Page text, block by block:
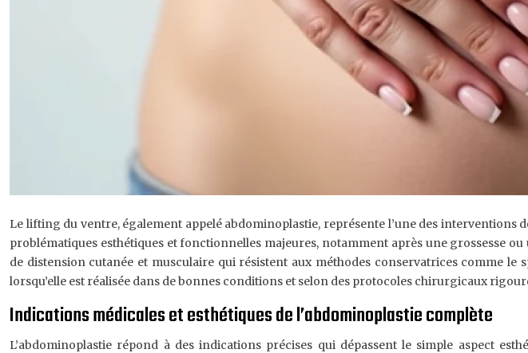
Le lifting du ventre, également appelé abdominoplastie, représente l’une des
problématiques esthétiques et fonctionnelles majeures, notamment après une grossesse
de distension cutanée et musculaire qui résistent aux méthodes conservatrices comme
lorsqu’elle est réalisée dans de bonnes conditions et selon des protocoles chirurgicaux
Indications médicales et esthétiques de l’abdominoplastie complète
L’abdominoplastie répond à des indications précises qui dépassent le simple aspect